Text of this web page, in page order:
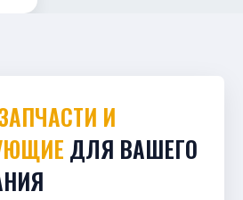
ДЛЯ ВАШЕГО